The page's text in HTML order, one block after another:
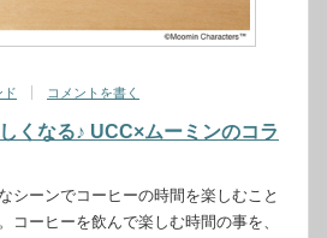
ド コメントを書く
くなる♪ UCC×ムーミンのコラ
シーンでコーヒーの時間を楽しむこと
コーヒーを飲んで楽しむ時間の事を、